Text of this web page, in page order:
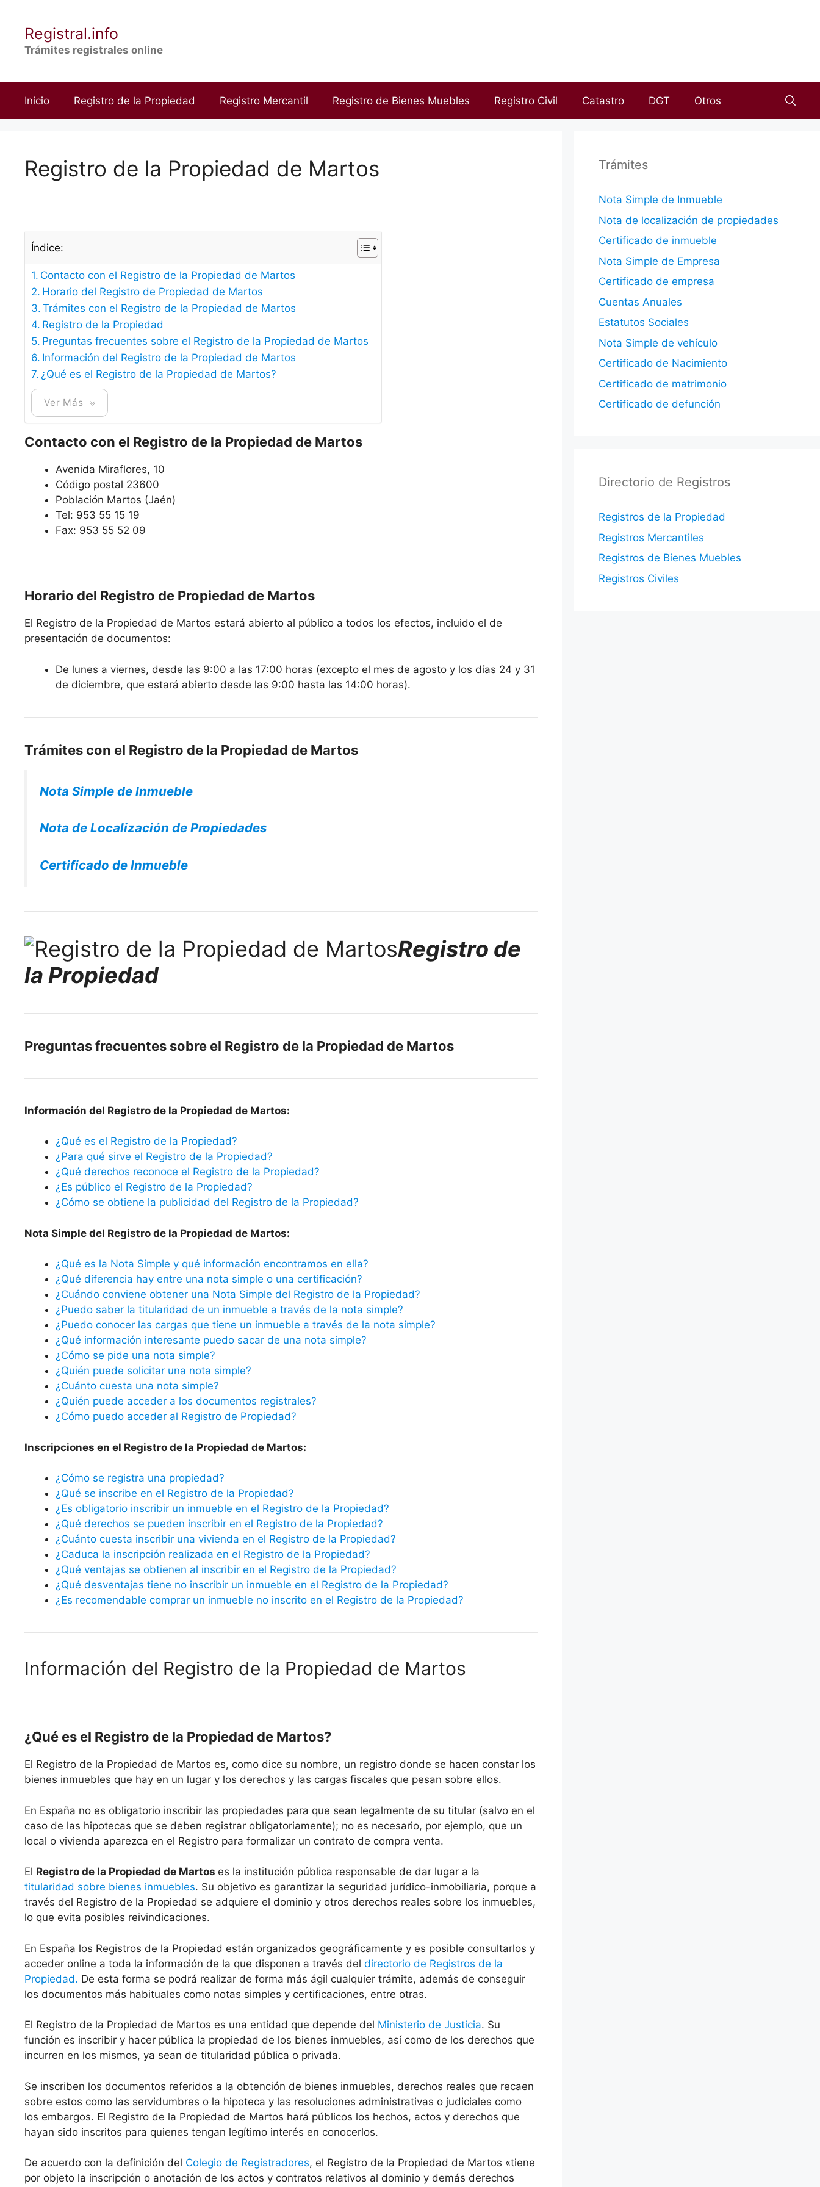
contenidoRegistral.info
Trámites registrales online
Inicio Registro de la Propiedad Registro Mercantil Registro de Bienes Muebles Registro Civil Catastro DGT Otros
Registro de la Propiedad de Martos
Índice:
Contacto con el Registro de la Propiedad de Martos
Horario del Registro de Propiedad de Martos
Trámites con el Registro de la Propiedad de Martos
Registro de la Propiedad
Preguntas frecuentes sobre el Registro de la Propiedad de Martos
Información del Registro de la Propiedad de Martos
¿Qué es el Registro de la Propiedad de Martos?
Ver Más
Contacto con el Registro de la Propiedad de Martos
Avenida Miraflores, 10
Código postal 23600
Población Martos (Jaén)
Tel: 953 55 15 19
Fax: 953 55 52 09
Horario del Registro de Propiedad de Martos
El Registro de la Propiedad de Martos estará abierto al público a todos los efectos, incluido el de
presentación de documentos:
De lunes a viernes, desde las 9:00 a las 17:00 horas (excepto el mes de agosto y los días 24 y 31
de diciembre, que estará abierto desde las 9:00 hasta las 14:00 horas).
Trámites con el Registro de la Propiedad de Martos
Nota Simple de Inmueble
Nota de Localización de Propiedades
Certificado de Inmueble
Registro de
la Propiedad
Preguntas frecuentes sobre el Registro de la Propiedad de Martos
Información del Registro de la Propiedad de Martos:
¿Qué es el Registro de la Propiedad?
¿Para qué sirve el Registro de la Propiedad?
¿Qué derechos reconoce el Registro de la Propiedad?
¿Es público el Registro de la Propiedad?
¿Cómo se obtiene la publicidad del Registro de la Propiedad?
Nota Simple del Registro de la Propiedad de Martos:
¿Qué es la Nota Simple y qué información encontramos en ella?
¿Qué diferencia hay entre una nota simple o una certificación?
¿Cuándo conviene obtener una Nota Simple del Registro de la Propiedad?
¿Puedo saber la titularidad de un inmueble a través de la nota simple?
¿Puedo conocer las cargas que tiene un inmueble a través de la nota simple?
¿Qué información interesante puedo sacar de una nota simple?
¿Cómo se pide una nota simple?
¿Quién puede solicitar una nota simple?
¿Cuánto cuesta una nota simple?
¿Quién puede acceder a los documentos registrales?
¿Cómo puedo acceder al Registro de Propiedad?
Inscripciones en el Registro de la Propiedad de Martos:
¿Cómo se registra una propiedad?
¿Qué se inscribe en el Registro de la Propiedad?
¿Es obligatorio inscribir un inmueble en el Registro de la Propiedad?
¿Qué derechos se pueden inscribir en el Registro de la Propiedad?
¿Cuánto cuesta inscribir una vivienda en el Registro de la Propiedad?
¿Caduca la inscripción realizada en el Registro de la Propiedad?
¿Qué ventajas se obtienen al inscribir en el Registro de la Propiedad?
¿Qué desventajas tiene no inscribir un inmueble en el Registro de la Propiedad?
¿Es recomendable comprar un inmueble no inscrito en el Registro de la Propiedad?
Información del Registro de la Propiedad de Martos
¿Qué es el Registro de la Propiedad de Martos?
El Registro de la Propiedad de Martos es, como dice su nombre, un registro donde se hacen constar los
bienes inmuebles que hay en un lugar y los derechos y las cargas fiscales que pesan sobre ellos.
En España no es obligatorio inscribir las propiedades para que sean legalmente de su titular (salvo en el
caso de las hipotecas que se deben registrar obligatoriamente); no es necesario, por ejemplo, que un
local o vivienda aparezca en el Registro para formalizar un contrato de compra venta.
El Registro de la Propiedad de Martos es la institución pública responsable de dar lugar a la
titularidad sobre bienes inmuebles. Su objetivo es garantizar la seguridad jurídico-inmobiliaria, porque a
través del Registro de la Propiedad se adquiere el dominio y otros derechos reales sobre los inmuebles,
lo que evita posibles reivindicaciones.
En España los Registros de la Propiedad están organizados geográficamente y es posible consultarlos y
acceder online a toda la información de la que disponen a través del directorio de Registros de la
Propiedad. De esta forma se podrá realizar de forma más ágil cualquier trámite, además de conseguir
los documentos más habituales como notas simples y certificaciones, entre otras.
El Registro de la Propiedad de Martos es una entidad que depende del Ministerio de Justicia. Su
función es inscribir y hacer pública la propiedad de los bienes inmuebles, así como de los derechos que
incurren en los mismos, ya sean de titularidad pública o privada.
Se inscriben los documentos referidos a la obtención de bienes inmuebles, derechos reales que recaen
sobre estos como las servidumbres o la hipoteca y las resoluciones administrativas o judiciales como
los embargos. El Registro de la Propiedad de Martos hará públicos los hechos, actos y derechos que
hayan sido inscritos para quienes tengan legítimo interés en conocerlos.
De acuerdo con la definición del Colegio de Registradores, el Registro de la Propiedad de Martos «tiene
por objeto la inscripción o anotación de los actos y contratos relativos al dominio y demás derechos
Trámites
Nota Simple de Inmueble
Nota de localización de propiedades
Certificado de inmueble
Nota Simple de Empresa
Certificado de empresa
Cuentas Anuales
Estatutos Sociales
Nota Simple de vehículo
Certificado de Nacimiento
Certificado de matrimonio
Certificado de defunción
Directorio de Registros
Registros de la Propiedad
Registros Mercantiles
Registros de Bienes Muebles
Registros Civiles